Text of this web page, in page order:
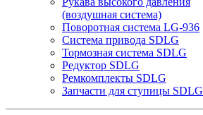
(воздушная система)
Поворотная система LG-936
Система привода SDLG
Тормозная система SDLG
Редуктор SDLG
Ремкомплекты SDLG
Запчасти для ступицы SDLG